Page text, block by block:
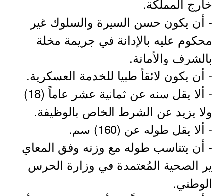
خارج المملكة.
- أن يكون حسن السيرة والسلوك غير
محكوم عليه بالإدانة في جريمة مخلة
بالشرف والأمانة.
- أن يكون لائقأ طبيا للخدمة العسكرية.
- ألا يقل سنه عن ثمانية عشر عاماً (18)
ولا يزيد عن الشرط الخاص بالوظيفة.
- ألا يقل طوله عن (160) سم.
- أن يتناسب طوله مع وزنه وفق المعاي
ير الصحية المُعتمدة في وزارة الحرس
الوطني.